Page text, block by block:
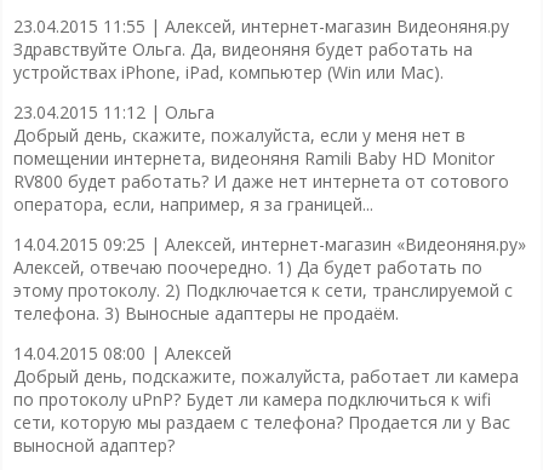
23.04.2015 11:55 | Алексей, интернет-магазин Видеоняня.ру
Здравствуйте Ольга. Да, видеоняня будет работать на
устройствах iPhone, iPad, компьютер (Win или Mac).
23.04.2015 11:12 | Ольга
Добрый день, скажите, пожалуйста, если у меня нет в
помещении интернета, видеоняня Ramili Baby HD Monitor
RV800 будет работать? И даже нет интернета от сотового
оператора, если, например, я за границей...
14.04.2015 09:25 | Алексей, интернет-магазин «Видеоняня.ру»
Алексей, отвечаю поочередно. 1) Да будет работать по
этому протоколу. 2) Подключается к сети, транслируемой с
телефона. 3) Выносные адаптеры не продаём.
14.04.2015 08:00 | Алексей
Добрый день, подскажите, пожалуйста, работает ли камера
по протоколу uPnP? Будет ли камера подключиться к wifi
сети, которую мы раздаем с телефона? Продается ли у Вас
выносной адаптер?